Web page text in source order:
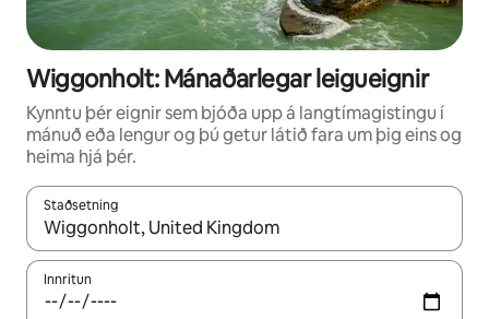
Wiggonholt: Mánaðarlegar leigueignir
Kynntu þér eignir sem bjóða upp á langtímagistingu í
mánuð eða lengur og þú getur látið fara um þig eins og
heima hjá þér.
Staðsetning
Þegar niðurstöður liggja fyrir skaltu nota upp og niður
Innritun